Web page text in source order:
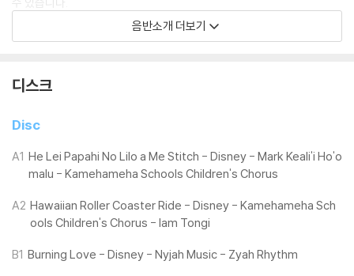
기기 문제로 인해 발생하는 재생 불량 현상에 대해서는 반품/교환이 불가
하니 침압 조절이 가능한 기기에서 재생하실 것을 권유 드립니다.
다. 전용 제품으로 이를 제거하면 대부분 해결됩니다.
3) 바늘에 먼지가 쌓이는 경우에도 재생이 원활하지 않을 수 있습니다.
1) 열을 가하여 제작하는 바이닐 공정 특성상 디스크 표면이 미세하게 울
렁거리거나 휘어지는 경우가 있습니다.
가능합니다.
2) 재생 음역의 왜곡을 최소화 하고 반복 재생시에도 최대한 일관되게 유
지되도록 디스크 센터 홀 구경이 작게 제작되는 경우가 있습니다. 턴테이
음반소개 더보기
디스크
Disc
A1 He Lei Papahi No Lilo a Me Stitch - Disney - Mark Keali'i Ho'o
malu - Kamehameha Schools Children's Chorus
A2 Hawaiian Roller Coaster Ride - Disney - Kamehameha Sch
ools Children's Chorus - Iam Tongi
B1 Burning Love - Disney - Nyjah Music - Zyah Rhythm